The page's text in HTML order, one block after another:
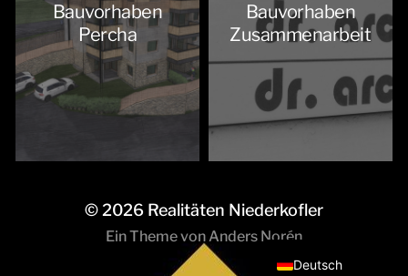
Bauvorhaben
Percha
Bauvorhaben
Zusammenarbeit
© 2026 Realitäten Niederkofler
Ein Theme vonAnders Norén
Deutsch
Italiano